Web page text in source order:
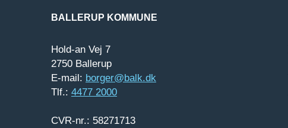
BALLERUP KOMMUNE
Hold-an Vej 7
2750 Ballerup
E-mail: borger@balk.dk
Tlf.: 4477 2000
CVR-nr.: 58271713